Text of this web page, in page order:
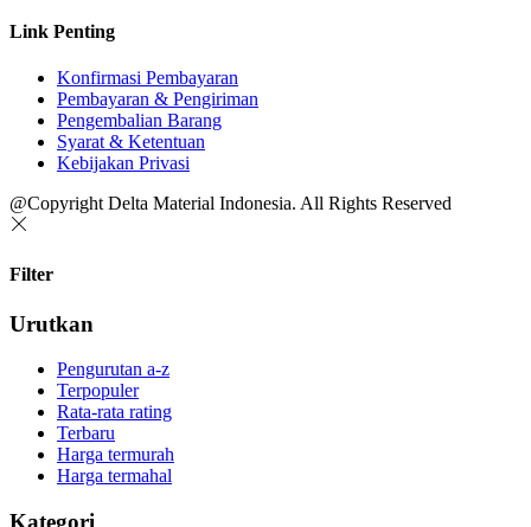
Link Penting
Konfirmasi Pembayaran
Pembayaran & Pengiriman
Pengembalian Barang
Syarat & Ketentuan
Kebijakan Privasi
@Copyright Delta Material Indonesia. All Rights Reserved
Filter
Urutkan
Pengurutan a-z
Terpopuler
Rata-rata rating
Terbaru
Harga termurah
Harga termahal
Kategori